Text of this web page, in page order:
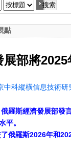
點
展部將
中科縱橫信息技術
斯經濟發展部發
平。
羅斯2026年和